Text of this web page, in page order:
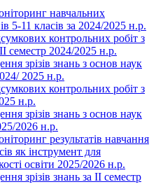
навчальних
5-11 класів за 2024/2025 н.р.
контрольних робіт з
семестр 2024/2025 н.р.
зрізів знань з основ наук
2025 н.р.
контрольних робіт з
н.р.
зрізів знань з основ наук
2026 н.р.
результатів навчання
як інструмент для
освіти 2025/2026 н.р.
зрізів знань за ІІ семестр